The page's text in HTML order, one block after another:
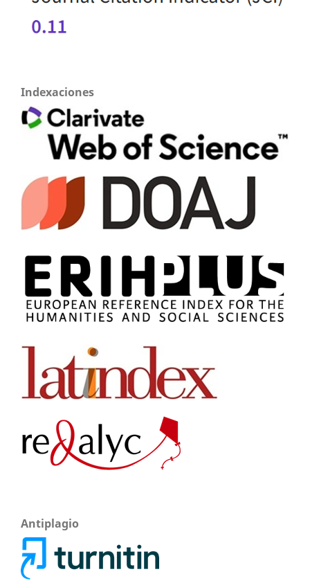
Indexaciones
Antiplagio